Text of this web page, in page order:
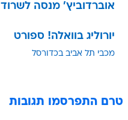
אוברדוביץ' מנסה לשרוד
יורוליג בוואלה! ספורט
מכבי תל אביב בכדורסל
טרם התפרסמו תגובות